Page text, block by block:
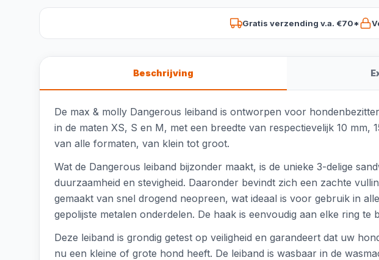
Gratis verzending v.a. €70*
Beschrijving
De max & molly Dangerous leiband is ontworpen voor
in de maten XS, S en M, met een breedte van respectievelijk 10
van alle formaten, van klein tot groot.
Wat de Dangerous leiband bijzonder maakt, is de unieke 3-delige
duurzaamheid en stevigheid. Daaronder bevindt zich een zachte
gemaakt van snel drogend neopreen, wat ideaal is voor gebruik in
gepolijste metalen onderdelen. De haak is eenvoudig aan elke ring
Deze leiband is grondig getest op veiligheid en garandeert dat uw
nu een kleine of grote hond heeft. De leiband is wasbaar in de